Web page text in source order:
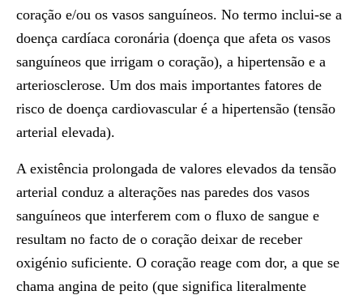
coração e/ou os vasos sanguíneos. No termo inclui-se a
doença cardíaca coronária (doença que afeta os vasos
sanguíneos que irrigam o coração), a hipertensão e a
arteriosclerose. Um dos mais importantes fatores de
risco de doença cardiovascular é a hipertensão (tensão
arterial elevada).
A existência prolongada de valores elevados da tensão
arterial conduz a alterações nas paredes dos vasos
sanguíneos que interferem com o fluxo de sangue e
resultam no facto de o coração deixar de receber
oxigénio suficiente. O coração reage com dor, a que se
chama angina de peito (que significa literalmente